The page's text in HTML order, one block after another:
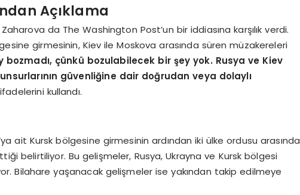
Açıklama
Zaharova da The Washington Post’un bir iddiasına karşılık verdi.
girmesinin, Kiev ile Moskova arasında süren müzakereleri
bozmadı, çünkü bozulabilecek bir şey yok. Rusya ve Kiev
güvenliğine dair doğrudan veya dolaylı
kullandı.
ait Kursk bölgesine girmesinin ardından iki ülke ordusu arasında
belirtiliyor. Bu gelişmeler, Rusya, Ukrayna ve Kursk bölgesi
Bilahare yaşanacak gelişmeler ise yakından takip edilmeye